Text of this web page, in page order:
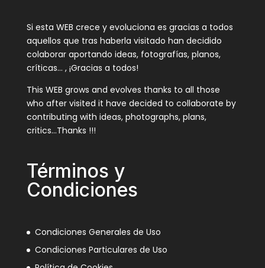
Si esta WEB crece y evoluciona es gracias a todos
aquellos que tras haberla visitado han decidido
colaborar aportando ideas, fotografías, planos,
críticas… , ¡Gracias a todos!
This WEB grows and evolves thanks to all those
who after visited it have decided to collaborate by
contributing with ideas, photographs, plans,
critics…Thanks !!!
Términos y
Condiciones
Condiciones Generales de Uso
Condiciones Particulares de Uso